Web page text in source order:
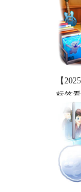
【
标签